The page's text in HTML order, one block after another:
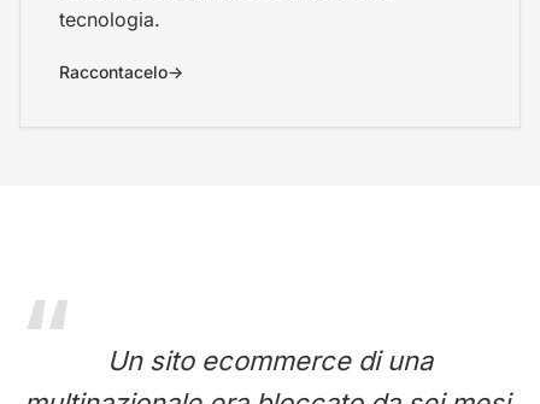
tecnologia.
Raccontacelo
Una storia vera
Un sito ecommerce di una